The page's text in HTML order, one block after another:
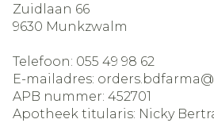
Zuidlaan 66
9630 Munkzwalm
Telefoon: 055 49 98 62
E-mailadres: orders.bdfarma@
APB nummer: 452701
Apotheek titularis: Nicky